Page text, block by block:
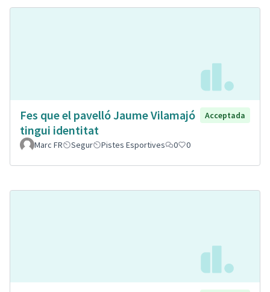
Fes que el pavelló Jaume Vilamajó
tingui identitat
Acceptada
Marc FR Segur Pistes Esportives 0 0